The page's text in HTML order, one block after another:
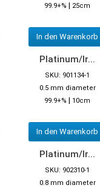
99.9+% | 25cm
In den Warenkorb
Platinum/Ir...
SKU: 901134-1
0.5 mm diameter
99.9+% | 10cm
In den Warenkorb
Platinum/Ir...
SKU: 902310-1
0.8 mm diameter